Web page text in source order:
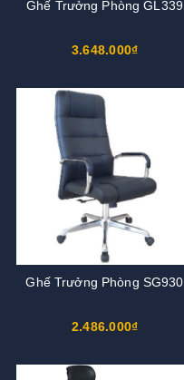
Ghế Trưởng Phòng GL339
3.648.000₫
Ghế Trưởng Phòng SG930
2.486.000₫